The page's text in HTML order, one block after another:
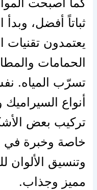
ثباتاً أفضل،
يعتمدون
الحمامات
تسرّب المياه.
أنواع
تركيب بعض
خاصة وخبرة في
وتنسيق
مميز وجذاب.